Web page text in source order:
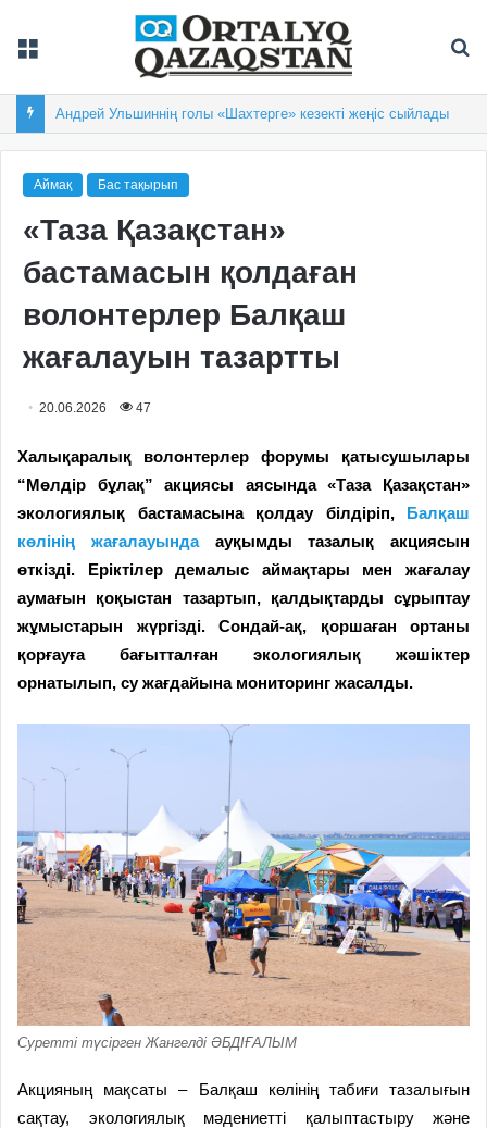
Андрей Ульшиннің голы «Шахтерге» кезекті жеңіс сыйлады
Аймақ Бас тақырып
«Таза Қазақстан»
бастамасын қолдаған
волонтерлер Балқаш
жағалауын тазартты
20.06.2026 47
Халықаралық волонтерлер форумы қатысушылары
“Мөлдір бұлақ” акциясы аясында «Таза Қазақстан»
экологиялық бастамасына қолдау білдіріп, Балқаш
көлінің жағалауындаауқымды тазалық акциясын
өткізді. Еріктілер демалыс аймақтары мен жағалау
аумағын қоқыстан тазартып, қалдықтарды сұрыптау
жұмыстарын жүргізді. Сондай-ақ, қоршаған ортаны
қорғауға бағытталған экологиялық жәшіктер
орнатылып, су жағдайына мониторинг жасалды.
Суретті түсірген Жангелді ӘБДІҒАЛЫМ
Акцияның мақсаты – Балқаш көлінің табиғи тазалығын
сақтау, экологиялық мәдениетті қалыптастыру және